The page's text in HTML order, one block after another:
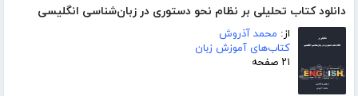
دانلود کتاب تحلیلی بر نظام نحو دستوری در زبان‌شناسی انگلیسی
از: محمد آذروش
کتاب‌های آموزش زبان
۲۱ صفحه